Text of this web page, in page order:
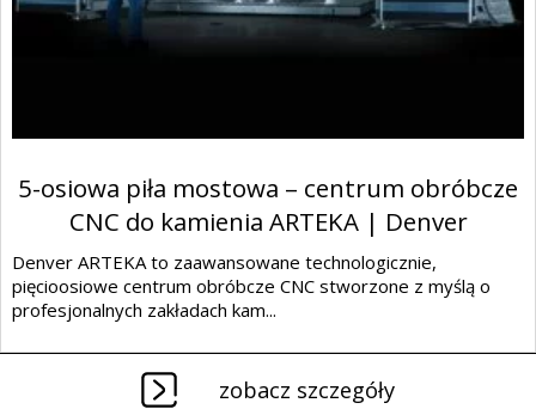
5-osiowa piła mostowa – centrum obróbcze
CNC do kamienia ARTEKA | Denver
Denver ARTEKA to zaawansowane technologicznie,
pięcioosiowe centrum obróbcze CNC stworzone z myślą o
profesjonalnych zakładach kam...
zobacz szczegóły